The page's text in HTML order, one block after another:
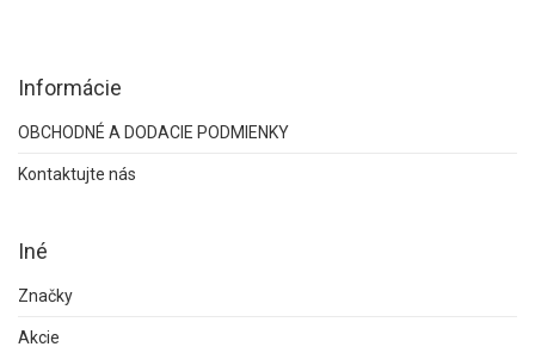
Informácie
OBCHODNÉ A DODACIE PODMIENKY
Kontaktujte nás
Iné
Značky
Akcie